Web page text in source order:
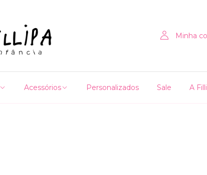
Minha
Acessórios Personalizados Sale A